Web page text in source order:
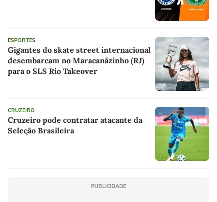
ESPORTES
Gigantes do skate street internacional
desembarcam no Maracanãzinho (RJ)
para o SLS Rio Takeover
CRUZEIRO
Cruzeiro pode contratar atacante da
Seleção Brasileira
PUBLICIDADE